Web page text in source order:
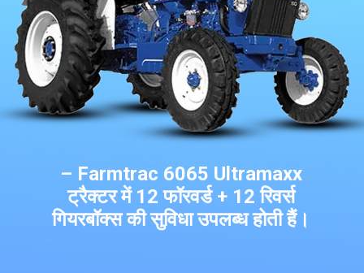
– Farmtrac 6065 Ultramaxx
ट्रैक्टर में 12 फॉरवर्ड + 12 रिवर्स
गियरबॉक्स की सुविधा उपलब्ध होती हैं।